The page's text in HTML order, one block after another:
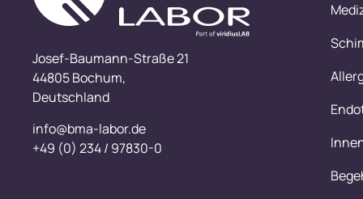
Josef-Baumann-Straße 21
44805 Bochum,
Deutschland
info@bma-labor.de
+49 (0) 234 / 97830-0